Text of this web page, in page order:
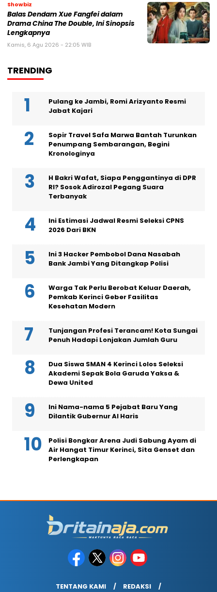
Showbiz
Balas Dendam Xue Fangfei dalam
Drama China The Double, Ini Sinopsis
Lengkapnya
Kamis, 6 Agu 2026 - 22:05 WIB
TRENDING
Pulang ke Jambi, Romi Arizyanto Resmi
Jabat Kajari
Sopir Travel Safa Marwa Bantah Turunkan
Penumpang Sembarangan, Begini
Kronologinya
H Bakri Wafat, Siapa Penggantinya di DPR
RI? Sosok Adirozal Pegang Suara
Terbanyak
Ini Estimasi Jadwal Resmi Seleksi CPNS
2026 Dari BKN
Ini 3 Hacker Pembobol Dana Nasabah
Bank Jambi Yang Ditangkap Polisi
Warga Tak Perlu Berobat Keluar Daerah,
Pemkab Kerinci Geber Fasilitas
Kesehatan Modern
Tunjangan Profesi Terancam! Kota Sungai
Penuh Hadapi Lonjakan Jumlah Guru
Dua Siswa SMAN 4 Kerinci Lolos Seleksi
Akademi Sepak Bola Garuda Yaksa &
Dewa United
Ini Nama-nama 5 Pejabat Baru Yang
Dilantik Gubernur Al Haris
Polisi Bongkar Arena Judi Sabung Ayam di
Air Hangat Timur Kerinci, Sita Genset dan
Perlengkapan
TENTANG KAMI REDAKSI